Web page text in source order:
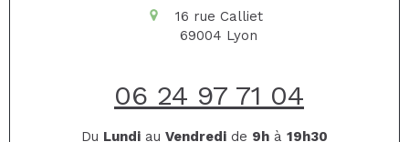
16 rue Calliet
69004 Lyon
06 24 97 71 04
Du Lundi au Vendredi de 9h à 19h30